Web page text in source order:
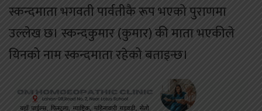
स्कन्दमाता भगवती पार्वतीकै रूप भएको पुराणमा
उल्लेख छ। स्कन्दकुमार (कुमार) की माता भएकीले
यिनको नाम स्कन्दमाता रहेको बताइन्छ।